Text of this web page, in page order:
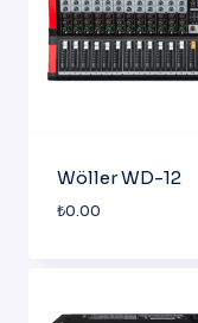
Wöller WD-12
₺0.00